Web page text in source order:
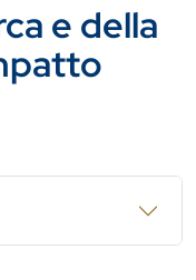
e della